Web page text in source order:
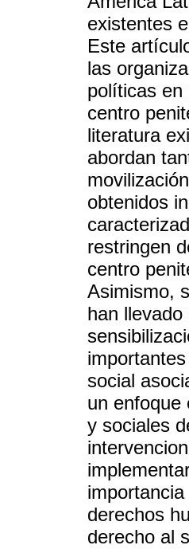
existentes
Este
las
políticas en
centro
literatura
abordan
obtenidos
restringen
centro
Asimismo,
han
social
un enfoque
y sociales
derechos
derecho al